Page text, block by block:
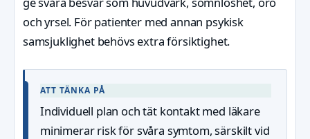
och yrsel. För patienter med annan psykisk
samsjuklighet behövs extra försiktighet.
ATT TÄNKA PÅ
Individuell plan och tät kontakt med läkare
minimerar risk för svåra symtom, särskilt vid